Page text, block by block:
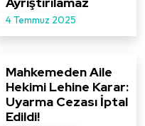
4 Temmuz 2025
Mahkemeden Aile
Hekimi Lehine Karar:
Uyarma Cezası İptal
Edildi!